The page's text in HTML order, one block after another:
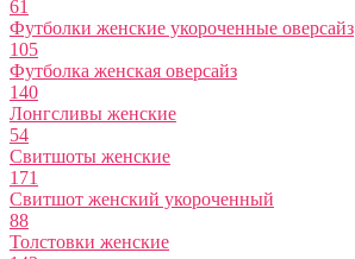
61
Футболки женские укороченные оверсайз
105
Футболка женская оверсайз
140
Лонгсливы женские
54
Свитшоты женские
171
Свитшот женский укороченный
88
Толстовки женские